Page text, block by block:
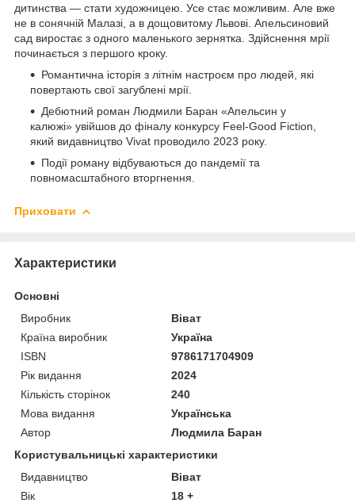
дитинства — стати художницею. Усе стає можливим. Але вже
не в сонячній Малазі, а в дощовитому Львові. Апельсиновий
сад виростає з одного маленького зернятка. Здійснення мрії
починається з першого кроку.
Романтична історія з літнім настроєм про людей, які
повертають свої загублені мрії.
Дебютний роман Людмили Баран «Апельсин у
калюжі» увійшов до фіналу конкурсу Feel-Good Fiction,
який видавництво Vivat проводило 2023 року.
Події роману відбуваються до пандемії та
повномасштабного вторгнення.
Приховати
Характеристики
Основні
Виробник
Віват
Країна виробник
Україна
ISBN
9786171704909
Рік видання
2024
Кількість сторінок
240
Мова видання
Українська
Автор
Людмила Баран
Користувальницькі характеристики
Видавництво
Віват
Вік
18 +